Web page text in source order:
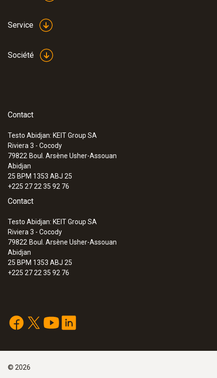
Service
Société
Contact
Testo Abidjan: KEIT Group SA
Riviera 3 - Cocody
79822 Boul. Arsène Usher-Assouan
Abidjan
25 BPM 1353 ABJ 25
+225 27 22 35 92 76
Contact
Testo Abidjan: KEIT Group SA
Riviera 3 - Cocody
79822 Boul. Arsène Usher-Assouan
Abidjan
25 BPM 1353 ABJ 25
+225 27 22 35 92 76
© 2026